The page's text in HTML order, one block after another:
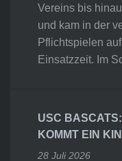
Vereins bis
und kam in der
Pflichtspielen
Einsatzzeit. Im
USC
KOMMT EIN
28 Juli 2026